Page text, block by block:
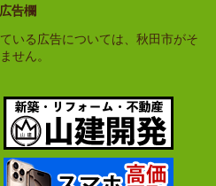
広告欄
いる広告については、秋田市がそ
せん。